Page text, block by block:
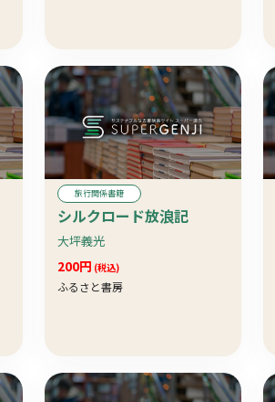
旅行関係書籍
シルクロード放浪記
大坪義光
200円 (税込)
ふるさと書房